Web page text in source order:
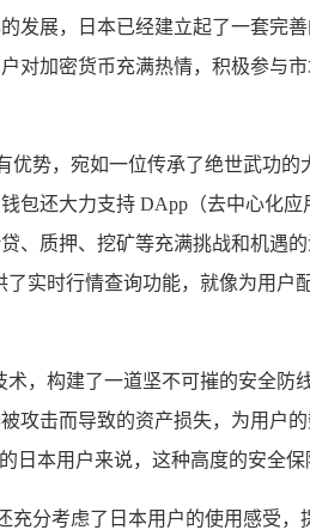
发展，日本已经建立起了一套完
加密货币充满热情，积极参与
优势，宛如一位传承了绝世武功
包还大力支持 DApp（去中心化
、质押、挖矿等充满挑战和机
实时行情查询功能，就像为用
，构建了一道坚不可摧的安全
攻击而导致的资产损失，为用
本用户来说，这种高度的安全保
充分考虑了日本用户的使用感受